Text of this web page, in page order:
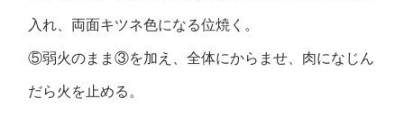
入れ、両面キツネ色になる位焼く。
⑤弱火のまま③を加え、全体にからませ、肉になじん
だら火を止める。